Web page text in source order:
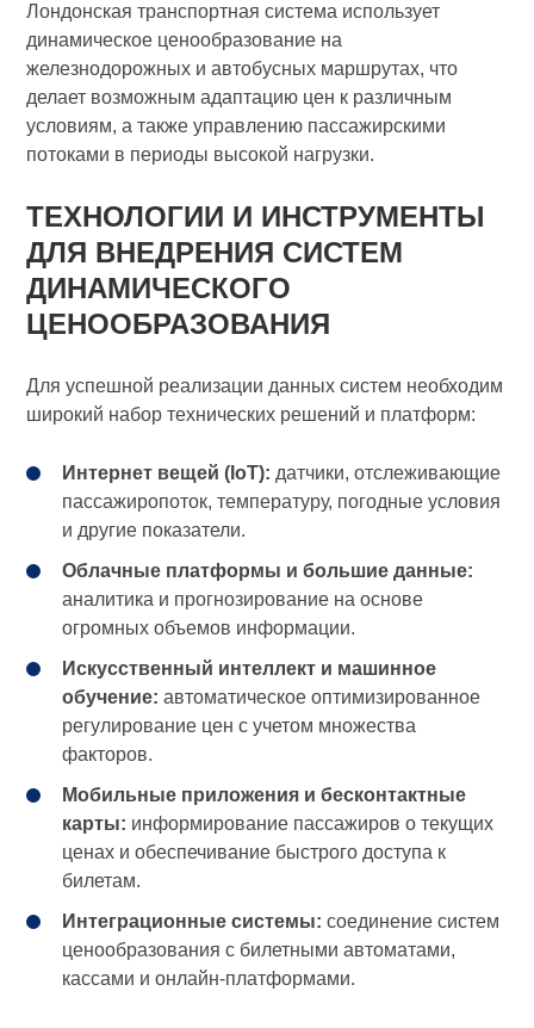
Лондонская транспортная система использует
динамическое ценообразование на
железнодорожных и автобусных маршрутах, что
делает возможным адаптацию цен к различным
условиям, а также управлению пассажирскими
потоками в периоды высокой нагрузки.
ТЕХНОЛОГИИ И ИНСТРУМЕНТЫ
ДЛЯ ВНЕДРЕНИЯ СИСТЕМ
ДИНАМИЧЕСКОГО
ЦЕНООБРАЗОВАНИЯ
Для успешной реализации данных систем необходим
широкий набор технических решений и платформ:
Интернет вещей (IoT): датчики, отслеживающие
пассажиропоток, температуру, погодные условия
и другие показатели.
Облачные платформы и большие данные:
аналитика и прогнозирование на основе
огромных объемов информации.
Искусственный интеллект и машинное
обучение: автоматическое оптимизированное
регулирование цен с учетом множества
факторов.
Мобильные приложения и бесконтактные
карты: информирование пассажиров о текущих
ценах и обеспечивание быстрого доступа к
билетам.
Интеграционные системы: соединение систем
ценообразования с билетными автоматами,
кассами и онлайн-платформами.